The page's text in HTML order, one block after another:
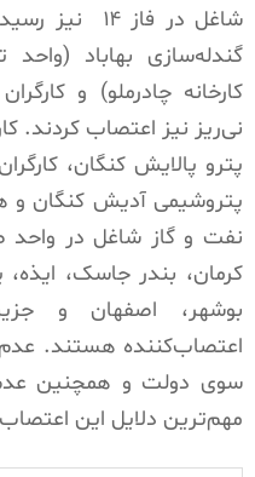
شاغل در فاز ۱۴
نیز
گندله‌سازی بهاباد (واحد
كارخانه چادرملو) و
نی‌ریز نیز اعتصاب کردند.
پترو پالایش کنگان،
پتروشیمی آدیش کنگان و
نفت و گاز شاغل در واحد
کرمان، بندر جاسک،
بوشهر، اصفهان و
اعتصاب‌کننده هستند. عدم
سوی دولت و همچنین
مهم‌ترین دلایل این